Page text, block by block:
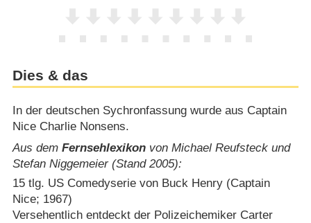
Dies & das
In der deutschen Sychronfassung wurde aus Captain
Nice Charlie Nonsens.
Aus dem Fernsehlexikonvon Michael Reufsteck und
Stefan Niggemeier (Stand 2005):
15 tlg. US Comedyserie von Buck Henry (Captain
Nice; 1967)
Versehentlich entdeckt der Polizeichemiker Carter